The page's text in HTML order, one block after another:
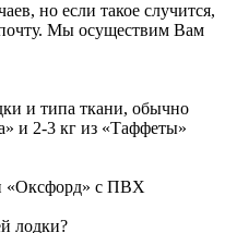
но если такое случится,
Мы осуществим Вам
и типа ткани, обычно
и 2-3 кг из «Таффеты»
«Оксфорд» с ПВХ
лодки?